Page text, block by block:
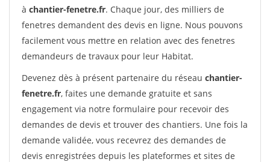
à chantier-fenetre.fr. Chaque jour, des milliers de
fenetres demandent des devis en ligne. Nous pouvons
facilement vous mettre en relation avec des fenetres
demandeurs de travaux pour leur Habitat.
Devenez dès à présent partenaire du réseau chantier-
fenetre.fr, faites une demande gratuite et sans
engagement via notre formulaire pour recevoir des
demandes de devis et trouver des chantiers. Une fois la
demande validée, vous recevrez des demandes de
devis enregistrées depuis les plateformes et sites de